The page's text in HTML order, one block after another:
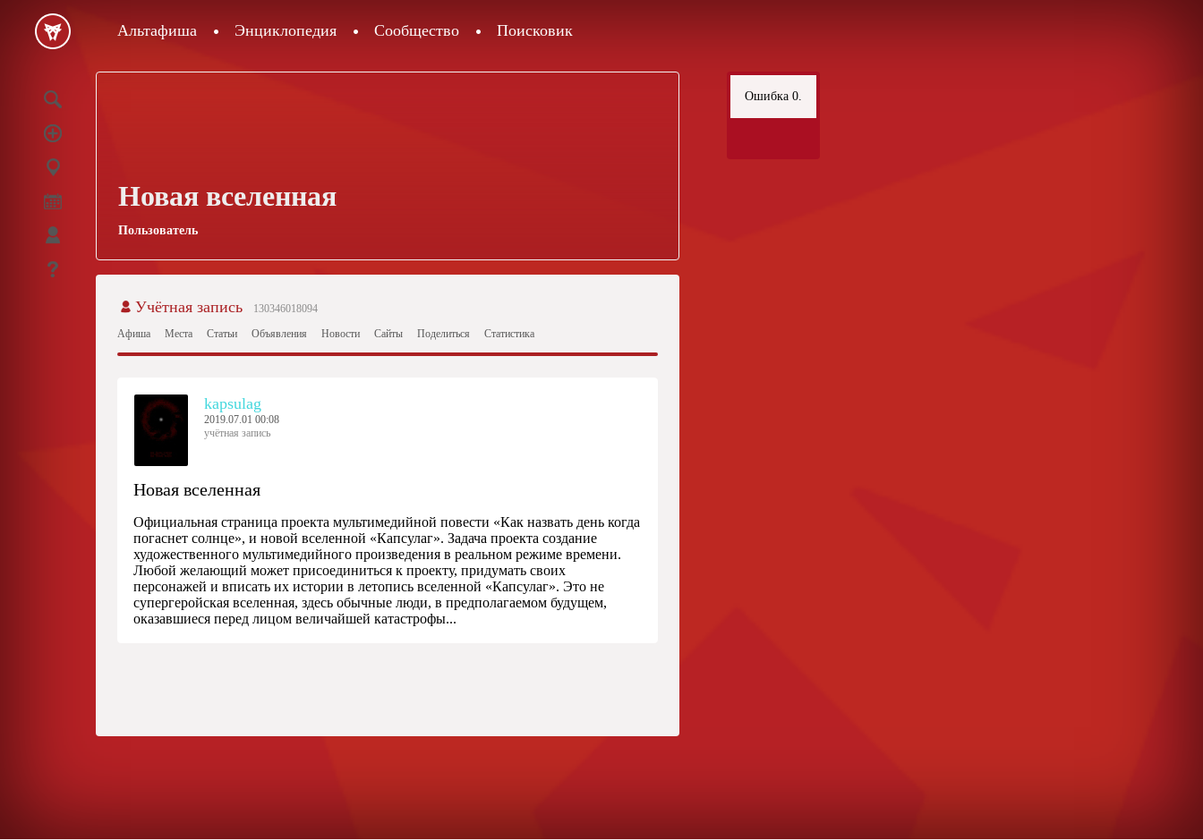
Альтафиша Энциклопедия Сообщество Поисковик
Новая вселенная
Пользователь
Учётная запись
130346018094
Афиша
Места Статьи Объявления Новости Сайты Поделиться Статистика
kapsulag
2019.07.01 00:08
учётная запись
Новая вселенная
Официальная страница проекта мультимедийной повести «Как назвать день когда
погаснет солнце», и новой вселенной «Капсулаг». Задача проекта создание
художественного мультимедийного произведения в реальном режиме времени.
Любой желающий может присоединиться к проекту, придумать своих
персонажей и вписать их истории в летопись вселенной «Капсулаг». Это не
супергеройская вселенная, здесь обычные люди, в предполагаемом будущем,
оказавшиеся перед лицом величайшей катастрофы...
Ошибка 0.
0